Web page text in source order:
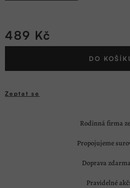
489 Kč
Měrná
DO
Zeptat se
Rodinná firma
Propojujeme
Doprava
Pravidelné